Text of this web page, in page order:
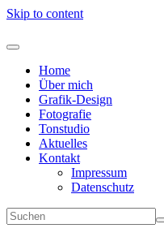
Skip to content
Home
Über mich
Grafik-Design
Fotografie
Tonstudio
Aktuelles
Kontakt
Impressum
Datenschutz